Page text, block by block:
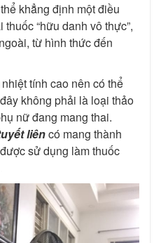
khẳng định một điều
“hữu danh vô thực”,
từ hình thức đến
tính cao nên có thể
không phải là loại thảo
nữ đang mang thai.
liêncó mang thành
sử dụng làm thuốc